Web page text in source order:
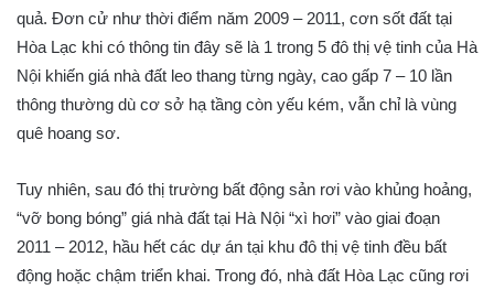
quả. Đơn cử như thời điểm năm 2009 – 2011, cơn sốt đất tại
Hòa Lạc khi có thông tin đây sẽ là 1 trong 5 đô thị vệ tinh của Hà
Nội khiến giá nhà đất leo thang từng ngày, cao gấp 7 – 10 lần
thông thường dù cơ sở hạ tầng còn yếu kém, vẫn chỉ là vùng
quê hoang sơ.
Tuy nhiên, sau đó thị trường bất động sản rơi vào khủng hoảng,
“vỡ bong bóng” giá nhà đất tại Hà Nội “xì hơi” vào giai đoạn
2011 – 2012, hầu hết các dự án tại khu đô thị vệ tinh đều bất
động hoặc chậm triển khai. Trong đó, nhà đất Hòa Lạc cũng rơi